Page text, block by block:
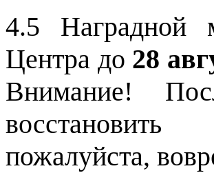
4.5 Наградной
Центра до 28
Внимание!
пожалуйста,